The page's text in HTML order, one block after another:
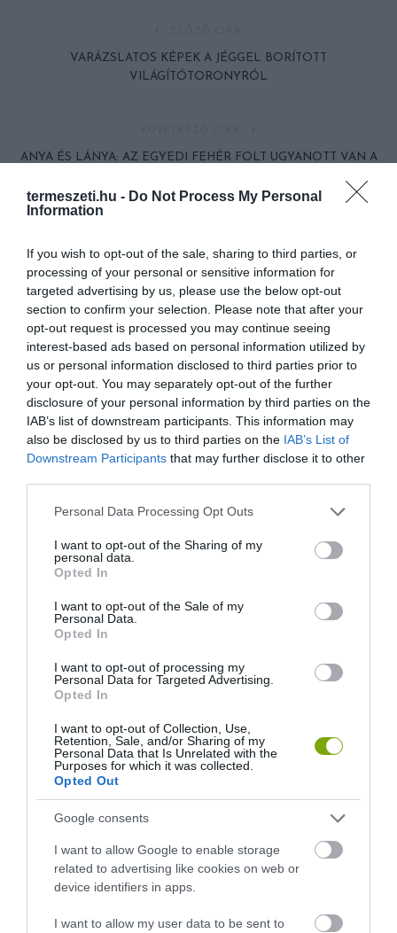
termeszeti.hu - Do Not Process My Personal
Information
If you wish to opt-out of the sale, sharing to third parties, or
processing of your personal or sensitive information for
targeted advertising by us, please use the below opt-out
section to confirm your selection. Please note that after your
opt-out request is processed you may continue seeing
interest-based ads based on personal information utilized by
us or personal information disclosed to third parties prior to
your opt-out. You may separately opt-out of the further
disclosure of your personal information by third parties on the
IAB’s list of downstream participants. This information may
also be disclosed by us to third parties on the IAB’s List of
Downstream Participants that may further disclose it to other
Please note that this website/app uses one or more Google
not limited to your visit or usage behaviour. You may click to
grant or deny consent to Google and its third-party tags to
use your data for below specified purposes in below Google
consent section.
Personal Data Processing Opt Outs
I want to opt-out of the Sharing of my
personal data.
Opted In
I want to opt-out of the Sale of my
Personal Data.
Opted In
I want to opt-out of processing my
Personal Data for Targeted Advertising.
Opted In
I want to opt-out of Collection, Use,
Retention, Sale, and/or Sharing of my
Personal Data that Is Unrelated with the
Purposes for which it was collected.
Opted Out
Google consents
I want to allow Google to enable storage
related to advertising like cookies on web or
device identifiers in apps.
I want to allow my user data to be sent to
VARÁZSLATOS KÉPEK A JÉGGEL BORÍTOTT
VILÁGÍTÓTORONYRÓL
ANYA ÉS LÁNYA: AZ EGYEDI FEHÉR FOLT UGYANOTT VAN A
HASONLÓ ÉRDEKESSÉGEK
NYUGODT
SUGALLJA
2026-08-07
500 EDDIG ISMERETLEN
HŐKUPOLA MAGYARORSZÁG
FELETT: MI EZ A LÁTHATATLAN
ALATTA A TERMÉSZETTEL?
2026-08-03
NEM CSAK A RITKASÁGOK
HÉTKÖZNAPI MADARAK ÉS
PILLANGÓK CSENDES
2026-08-03